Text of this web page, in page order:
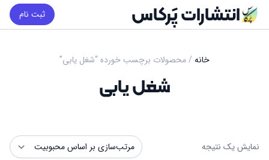
انتشارات پَرکاس ثبت نام
خانه / محصولات برچسب خورده “شغل یابی”
شغل یابی
نمایش یک نتیجه